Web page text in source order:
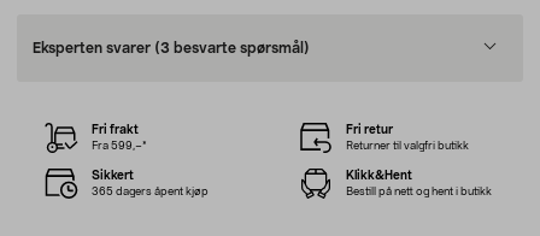
Eksperten svarer (3 besvarte spørsmål)
Fri frakt
Fra 599,–*
Fri retur
Returner til valgfri butikk
Sikkert
365 dagers åpent kjøp
Klikk&Hent
Bestill på nett og hent i butikk